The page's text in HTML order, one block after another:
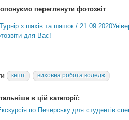
переглянути фотозвіт
для Вас!
кепіт виховна робота коледж
в цій категорії:
по Печерську для студентів